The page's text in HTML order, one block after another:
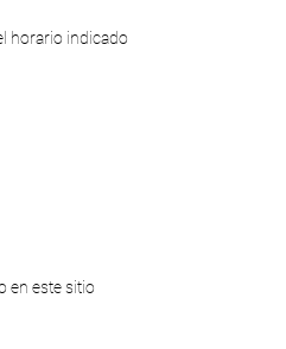
horario indicado
en este sitio